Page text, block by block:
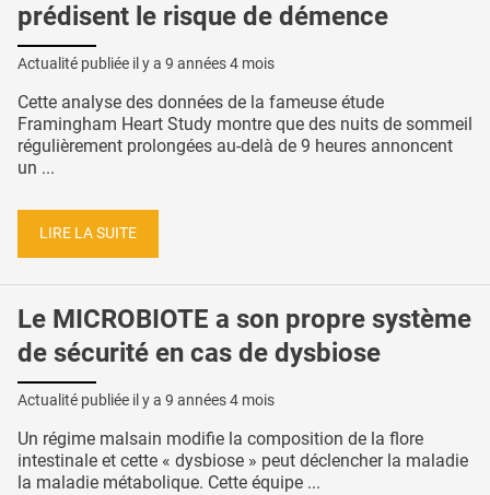
prédisent le risque de démence
Actualité publiée il y a 9 années 4 mois
Cette analyse des données de la fameuse étude
Framingham Heart Study montre que des nuits de sommeil
régulièrement prolongées au-delà de 9 heures annoncent
un ...
LIRE LA SUITE
Le MICROBIOTE a son propre système
de sécurité en cas de dysbiose
Actualité publiée il y a 9 années 4 mois
Un régime malsain modifie la composition de la flore
intestinale et cette « dysbiose » peut déclencher la maladie
la maladie métabolique. Cette équipe ...